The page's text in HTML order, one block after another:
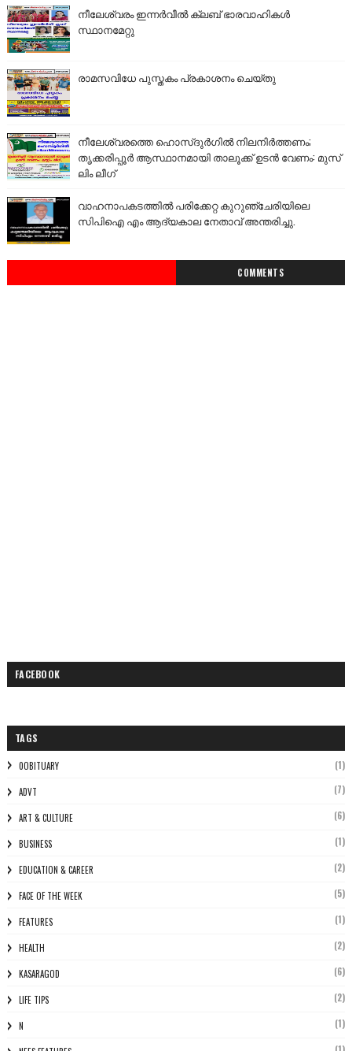
നീലേശ്വരം ഇന്നർവീൽ ക്ലബ് ഭാരവാഹികൾ
സ്ഥാനമേറ്റു
രാമസവിധേ പുസ്തകം പ്രകാശനം ചെയ്തു
നീലേശ്വരത്തെ ഹൊസ്ദുർഗിൽ നിലനിർത്തണം;
തൃക്കരിപ്പൂർ ആസ്ഥാനമായി താലൂക്ക് ഉടൻ വേണം: മുസ്
ലിം ലീഗ്
വാഹനാപകടത്തിൽ പരിക്കേറ്റ കുറുഞ്ചേരിയിലെ
സിപിഐ എം ആദ്യകാല നേതാവ് അന്തരിച്ചു.
COMMENTS
FACEBOOK
TAGS
0OBITUARY (1)
ADVT (7)
ART & CULTURE (6)
BUSINESS (1)
EDUCATION & CAREER (2)
FACE OF THE WEEK (5)
FEATURES (1)
HEALTH (2)
KASARAGOD (6)
LIFE TIPS (2)
N (1)